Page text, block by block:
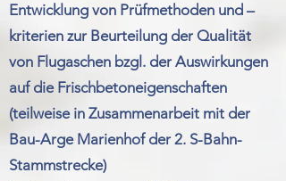
Entwicklung von Prüfmethoden und –
kriterien zur Beurteilung der Qualität
von Flugaschen bzgl. der Auswirkungen
auf die Frischbetoneigenschaften
(teilweise in Zusammenarbeit mit der
Bau-Arge Marienhof der 2. S-Bahn-
Stammstrecke)